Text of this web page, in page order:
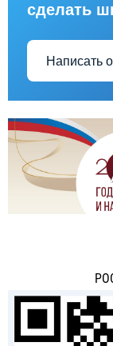
сделать
Написать